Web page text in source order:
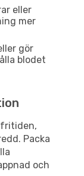
eller
mer
gör
blodet
fritiden,
Packa
och